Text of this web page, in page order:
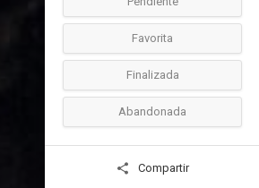
Favorita
Finalizada
Abandonada
Compartir